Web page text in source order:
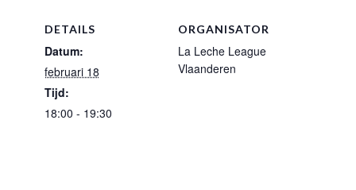
DETAILS
Datum:
februari 18
Tijd:
18:00 - 19:30
ORGANISATOR
La Leche League
Vlaanderen